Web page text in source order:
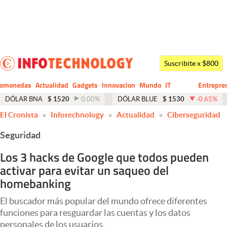
Dólar
Economía y Política
Finanzas y Mercados
Mercados Online
Negocios
Columnistas
Apertura
Suscribite x $800
Actualidad Gadgets Innovacion Mundo
CIO
IT
Business
DÓLAR BNA $ 1520 0.00% DÓLAR BLUE $ 1530 -0.65%
El Cronista Infotechnology Actualidad Ciberseguridad
Seguridad
Los 3 hacks de Google que todos pueden
activar para evitar un saqueo del
homebanking
El buscador más popular del mundo ofrece diferentes
funciones para resguardar las cuentas y los datos
personales de los usuarios.